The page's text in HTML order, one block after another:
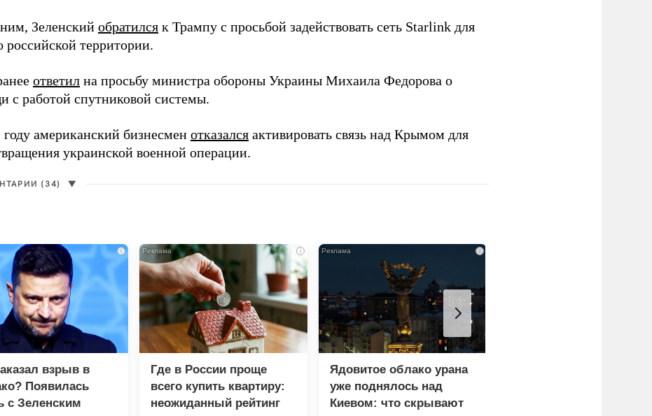
Зеленский обратился к Трампу с просьбой задействовать сеть Starlink для
российской территории.
ответил на просьбу министра обороны Украины Михаила Федорова о
с работой спутниковой системы.
американский бизнесмен отказался активировать связь над Крымом для
украинской военной операции.
(34) ▼
i
взрыв в
Появилась
с Зеленским
i
Где в России проще
всего купить квартиру:
неожиданный рейтинг
i
Ядовитое облако урана
уже поднялось над
Киевом: что скрывают